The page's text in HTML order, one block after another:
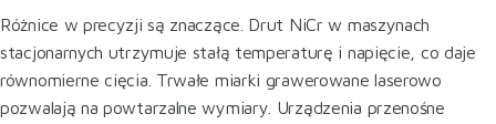
Różnice w precyzji są znaczące. Drut NiCr w maszynach
stacjonarnych utrzymuje stałą temperaturę i napięcie, co daje
równomierne cięcia. Trwałe miarki grawerowane laserowo
pozwalają na powtarzalne wymiary. Urządzenia przenośne